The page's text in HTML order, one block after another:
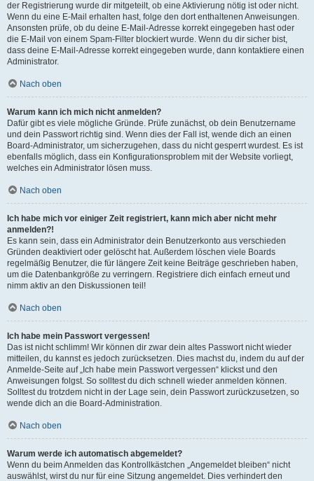
der Registrierung wurde dir mitgeteilt, ob eine Aktivierung nötig ist oder nicht.
Wenn du eine E-Mail erhalten hast, folge den dort enthaltenen Anweisungen.
Ansonsten prüfe, ob du deine E-Mail-Adresse korrekt eingegeben hast oder
die E-Mail von einem Spam-Filter blockiert wurde. Wenn du dir sicher bist,
dass deine E-Mail-Adresse korrekt eingegeben wurde, dann kontaktiere einen
Administrator.
Nach oben
Warum kann ich mich nicht anmelden?
Dafür gibt es viele mögliche Gründe. Prüfe zunächst, ob dein Benutzername
und dein Passwort richtig sind. Wenn dies der Fall ist, wende dich an einen
Board-Administrator, um sicherzugehen, dass du nicht gesperrt wurdest. Es ist
ebenfalls möglich, dass ein Konfigurationsproblem mit der Website vorliegt,
welches ein Administrator lösen muss.
Nach oben
Ich habe mich vor einiger Zeit registriert, kann mich aber nicht mehr
anmelden?!
Es kann sein, dass ein Administrator dein Benutzerkonto aus verschieden
Gründen deaktiviert oder gelöscht hat. Außerdem löschen viele Boards
regelmäßig Benutzer, die für längere Zeit keine Beiträge geschrieben haben,
um die Datenbankgröße zu verringern. Registriere dich einfach erneut und
nimm aktiv an den Diskussionen teil!
Nach oben
Ich habe mein Passwort vergessen!
Das ist nicht schlimm! Wir können dir zwar dein altes Passwort nicht wieder
mitteilen, du kannst es jedoch zurücksetzen. Dies machst du, indem du auf der
Anmelde-Seite auf „Ich habe mein Passwort vergessen“ klickst und den
Anweisungen folgst. So solltest du dich schnell wieder anmelden können.
Solltest du trotzdem nicht in der Lage sein, dein Passwort zurückzusetzen, so
wende dich an die Board-Administration.
Nach oben
Warum werde ich automatisch abgemeldet?
Wenn du beim Anmelden das Kontrollkästchen „Angemeldet bleiben“ nicht
auswählst, wirst du nur für eine Sitzung angemeldet. Dies verhindert den